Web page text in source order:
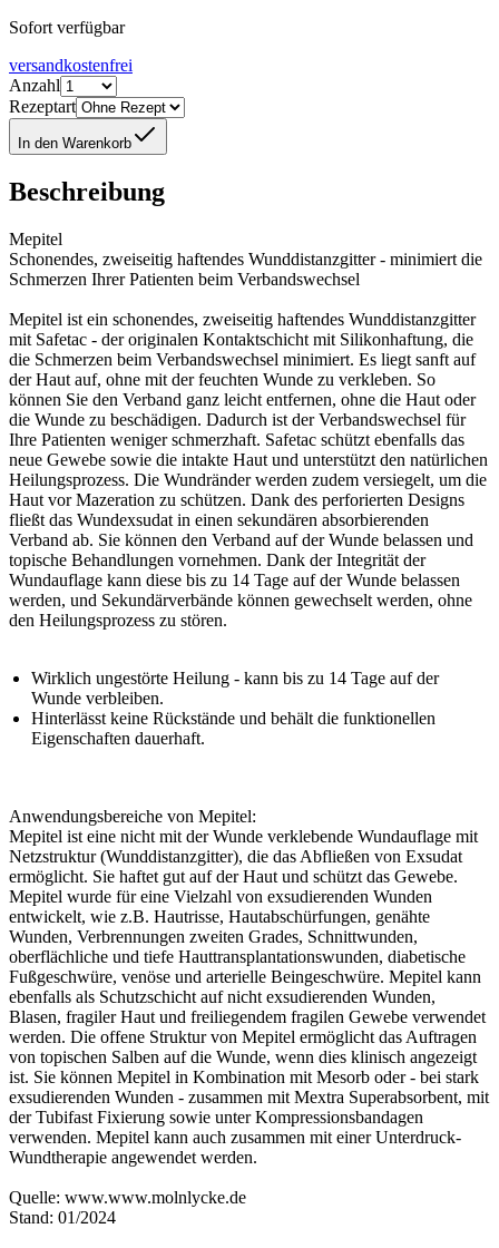
Sofort verfügbar
versandkostenfrei
Anzahl
Rezeptart
In den Warenkorb
Beschreibung
Mepitel
Schonendes, zweiseitig haftendes Wunddistanzgitter - minimiert die
Schmerzen Ihrer Patienten beim Verbandswechsel
Mepitel ist ein schonendes, zweiseitig haftendes Wunddistanzgitter
mit Safetac - der originalen Kontaktschicht mit Silikonhaftung, die
die Schmerzen beim Verbandswechsel minimiert. Es liegt sanft auf
der Haut auf, ohne mit der feuchten Wunde zu verkleben. So
können Sie den Verband ganz leicht entfernen, ohne die Haut oder
die Wunde zu beschädigen. Dadurch ist der Verbandswechsel für
Ihre Patienten weniger schmerzhaft. Safetac schützt ebenfalls das
neue Gewebe sowie die intakte Haut und unterstützt den natürlichen
Heilungsprozess. Die Wundränder werden zudem versiegelt, um die
Haut vor Mazeration zu schützen. Dank des perforierten Designs
fließt das Wundexsudat in einen sekundären absorbierenden
Verband ab. Sie können den Verband auf der Wunde belassen und
topische Behandlungen vornehmen. Dank der Integrität der
Wundauflage kann diese bis zu 14 Tage auf der Wunde belassen
werden, und Sekundärverbände können gewechselt werden, ohne
den Heilungsprozess zu stören.
Wirklich ungestörte Heilung - kann bis zu 14 Tage auf der
Wunde verbleiben.
Hinterlässt keine Rückstände und behält die funktionellen
Eigenschaften dauerhaft.
Anwendungsbereiche von Mepitel:
Mepitel ist eine nicht mit der Wunde verklebende Wundauflage mit
Netzstruktur (Wunddistanzgitter), die das Abfließen von Exsudat
ermöglicht. Sie haftet gut auf der Haut und schützt das Gewebe.
Mepitel wurde für eine Vielzahl von exsudierenden Wunden
entwickelt, wie z.B. Hautrisse, Hautabschürfungen, genähte
Wunden, Verbrennungen zweiten Grades, Schnittwunden,
oberflächliche und tiefe Hauttransplantationswunden, diabetische
Fußgeschwüre, venöse und arterielle Beingeschwüre. Mepitel kann
ebenfalls als Schutzschicht auf nicht exsudierenden Wunden,
Blasen, fragiler Haut und freiliegendem fragilen Gewebe verwendet
werden. Die offene Struktur von Mepitel ermöglicht das Auftragen
von topischen Salben auf die Wunde, wenn dies klinisch angezeigt
ist. Sie können Mepitel in Kombination mit Mesorb oder - bei stark
exsudierenden Wunden - zusammen mit Mextra Superabsorbent, mit
der Tubifast Fixierung sowie unter Kompressionsbandagen
verwenden. Mepitel kann auch zusammen mit einer Unterdruck-
Wundtherapie angewendet werden.
Quelle: www.www.molnlycke.de
Stand: 01/2024